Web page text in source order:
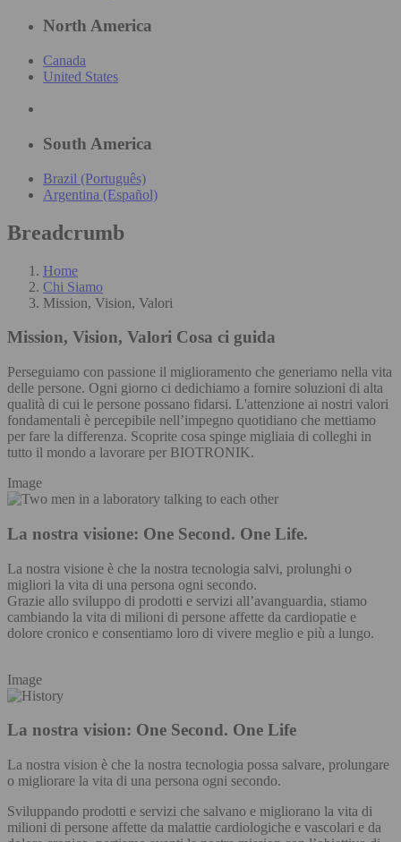
North America
Canada
United States
South America
Brazil (Português)
Argentina (Español)
Breadcrumb
Home
Chi Siamo
Mission, Vision, Valori
Mission, Vision, Valori Cosa ci guida
Perseguiamo con passione il miglioramento che generiamo nella vita
delle persone. Ogni giorno ci dedichiamo a fornire soluzioni di alta
qualità di cui le persone possano fidarsi. L'attenzione ai nostri valori
fondamentali è percepibile nell’impegno quotidiano che mettiamo
per fare la differenza. Scoprite cosa spinge migliaia di colleghi in
tutto il mondo a lavorare per BIOTRONIK.
Image
La nostra visione: One Second. One Life.
La nostra visione è che la nostra tecnologia salvi, prolunghi o
migliori la vita di una persona ogni secondo.
Grazie allo sviluppo di prodotti e servizi all’avanguardia, stiamo
cambiando la vita di milioni di persone affette da cardiopatie e
dolore cronico e consentiamo loro di vivere meglio e più a lungo.
Image
La nostra vision: One Second. One Life
La nostra vision è che la nostra tecnologia possa salvare, prolungare
o migliorare la vita di una persona ogni secondo.
Sviluppando prodotti e servizi che salvano e migliorano la vita di
milioni di persone affette da malattie cardiologiche e vascolari e da